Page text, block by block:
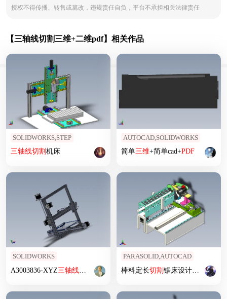
授权不得传播、转售或篡改，违规责任自负，平台不承担相关法律责任
【三轴线切割三维+二维pdf】相关作品
SOLIDWORKS,STEP
三轴线切割机床
AUTOCAD,SOLIDWORKS
简单三维+简单cad+PDF
SOLIDWORKS
A3003836-XYZ三轴线运动组件
PARASOLID,AUTOCAD
棒料定长切割锯床设计资料含 三维